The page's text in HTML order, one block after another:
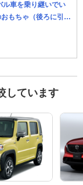
ル車を乗り継いでい
もちゃ（後ろに引っ
した。 最近になっ
しています